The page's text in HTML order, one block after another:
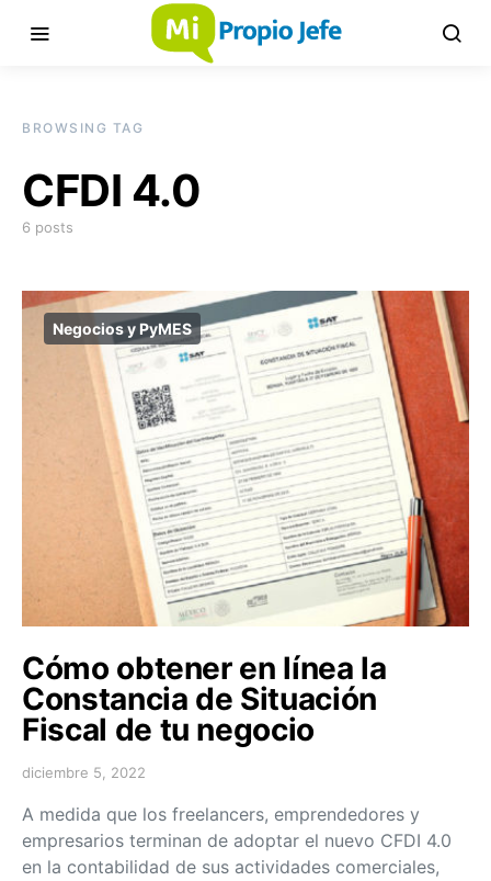
BROWSING TAG
CFDI 4.0
6 posts
Negocios y PyMES
Cómo obtener en línea la
Constancia de Situación
Fiscal de tu negocio
diciembre 5, 2022
A medida que los freelancers, emprendedores y
empresarios terminan de adoptar el nuevo CFDI 4.0
en la contabilidad de sus actividades comerciales,